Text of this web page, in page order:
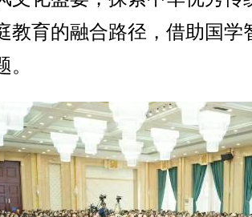
教育的融合路径，借助国学